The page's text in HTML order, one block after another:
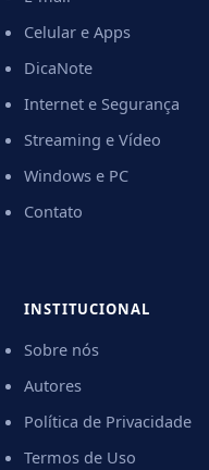
Celular e Apps
DicaNote
Internet e Segurança
Streaming e Vídeo
Windows e PC
Contato
INSTITUCIONAL
Sobre nós
Autores
Política de Privacidade
Termos de Uso